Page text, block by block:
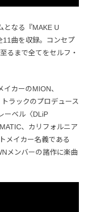
となる『MAKE U
11曲を収録。コンセプ
るまで全てをセルフ・
カーのMION、
ラックのプロデュース
ーベル〈DLiP
、カリフォルニア
メイカー名義である
メンバーの諸作に楽曲